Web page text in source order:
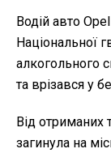
Водій авто
Національної
алкогольного
та врізався у
Від отриманих
загинула на